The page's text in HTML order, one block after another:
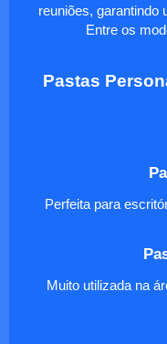
reuniões, garantindo
Entre os
Pastas
Perfeita para
Muito utilizada na